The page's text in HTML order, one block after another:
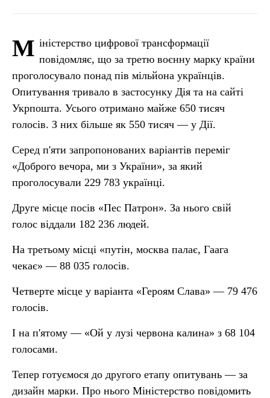
М іністерство цифрової трансформації
повідомляє, що за третю воєнну марку країни
проголосувало понад пів мільйона українців.
Опитування тривало в застосунку Дія та на сайті
Укрпошта. Усього отримано майже 650 тисяч
голосів. З них більше як 550 тисяч — у Дії.
Серед п'яти запропонованих варіантів переміг
«Доброго вечора, ми з України», за який
проголосували 229 783 українці.
Друге місце посів «Пес Патрон». За нього свій
голос віддали 182 236 людей.
На третьому місці «путін, москва палає, Гаага
чекає» — 88 035 голосів.
Четверте місце у варіанта «Героям Слава» — 79 476
голосів.
І на п'ятому — «Ой у лузі червона калина» з 68 104
голосами.
Тепер готуємося до другого етапу опитувань — за
дизайн марки. Про нього Міністерство повідомить